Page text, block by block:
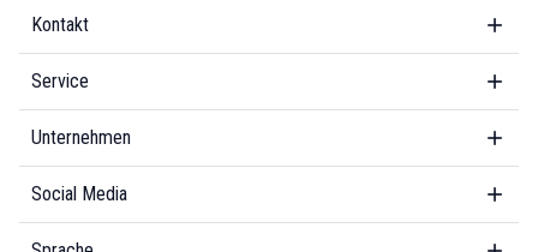
Kontakt
Service
Unternehmen
Social Media